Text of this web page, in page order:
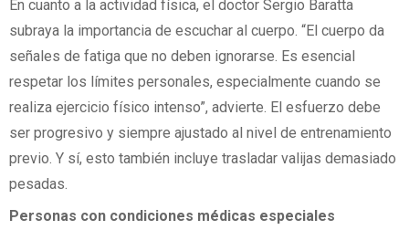
En cuanto a la actividad física, el doctor Sergio Baratta
subraya la importancia de escuchar al cuerpo. “El cuerpo da
señales de fatiga que no deben ignorarse. Es esencial
respetar los límites personales, especialmente cuando se
realiza ejercicio físico intenso”, advierte. El esfuerzo debe
ser progresivo y siempre ajustado al nivel de entrenamiento
previo. Y sí, esto también incluye trasladar valijas demasiado
pesadas.
Personas con condiciones médicas especiales